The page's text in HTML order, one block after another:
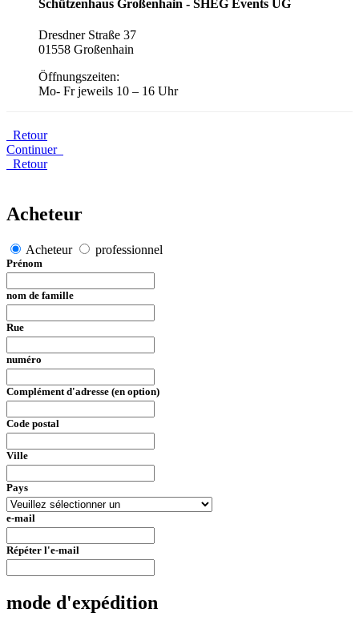
Schützenhaus Großenhain - SHEG Events UG
Dresdner Straße 37
01558 Großenhain
Öffnungszeiten:
Mo- Fr jeweils 10 – 16 Uhr
Retour
Continuer
Retour
Acheteur
Acheteur professionnel
Prénom
nom de famille
Rue
numéro
Complément d'adresse (en option)
Code postal
Ville
Pays
e-mail
Répéter l'e-mail
mode d'expédition